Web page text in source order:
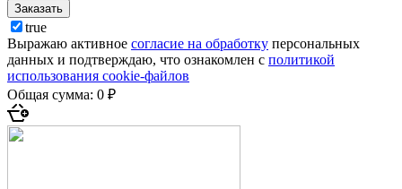
Заказать
true
Выражаю активное согласие на обработку персональных
данных и подтверждаю, что ознакомлен с политикой
использования cookie-файлов
Общая сумма: 0 ₽